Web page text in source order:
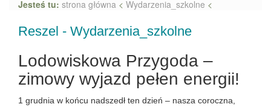
Jesteś tu: strona główna < Wydarzenia_szkolne <
Reszel - Wydarzenia_szkolne
Lodowiskowa Przygoda –
zimowy wyjazd pełen energii!
1 grudnia w końcu nadszedł ten dzień – nasza coroczna,